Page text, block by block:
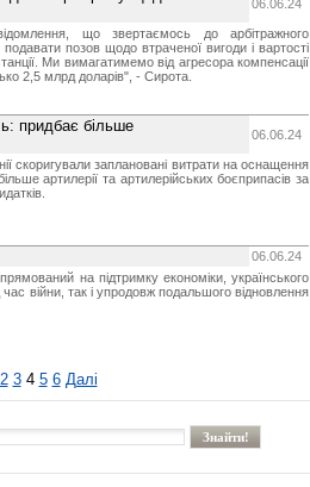
06.06.24
що звертаємось до арбітражного
позов щодо втраченої вигоди і вартості
Ми вимагатимемо від агресора компенсації
2,5 млрд доларів", - Сирота.
придбає більше
06.06.24
скоригували заплановані витрати на оснащення
артилерії та артилерійських боєприпасів за
06.06.24
на підтримку економіки, українського
час війни, так і упродовж подальшого відновлення
2 3 4 5 6 Далі